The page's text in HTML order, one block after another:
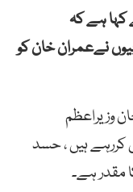
کہا ہے کہ
نےعمران خان کو
وزیراعظم
کررہے ہیں ، حسد
مقدر ہے۔